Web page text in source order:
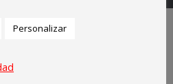
Personalizar